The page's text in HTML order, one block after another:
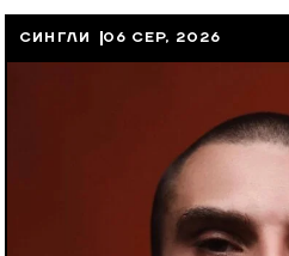
СИНГЛИ 06 СЕР, 2026